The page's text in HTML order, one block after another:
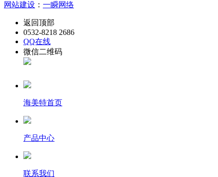
网站建设 ： 一瞬网络
返回顶部
0532-8218 2686
QQ在线
微信二维码
海美特首页
产品中心
联系我们